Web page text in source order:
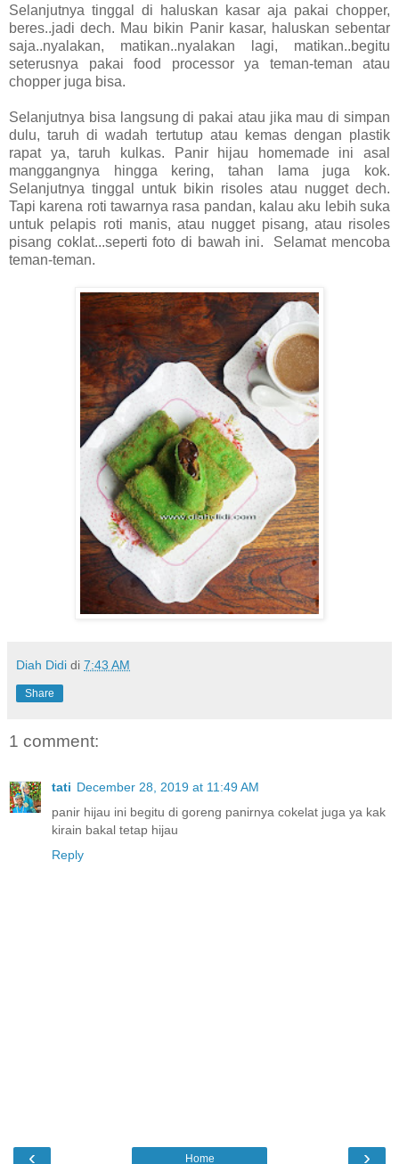
Selanjutnya tinggal di haluskan kasar aja pakai chopper,
beres..jadi dech. Mau bikin Panir kasar, haluskan sebentar
saja..nyalakan, matikan..nyalakan lagi, matikan..begitu
seterusnya pakai food processor ya teman-teman atau
chopper juga bisa.
Selanjutnya bisa langsung di pakai atau jika mau di simpan
dulu, taruh di wadah tertutup atau kemas dengan plastik
rapat ya, taruh kulkas. Panir hijau homemade ini asal
manggangnya hingga kering, tahan lama juga kok.
Selanjutnya tinggal untuk bikin risoles atau nugget dech.
Tapi karena roti tawarnya rasa pandan, kalau aku lebih suka
untuk pelapis roti manis, atau nugget pisang, atau risoles
pisang coklat...seperti foto di bawah ini. Selamat mencoba
teman-teman.
Diah Didi di 7:43 AM
Share
1 comment:
tati December 28, 2019 at 11:49 AM
panir hijau ini begitu di goreng panirnya cokelat juga ya kak
kirain bakal tetap hijau
Reply
‹ ›
Home